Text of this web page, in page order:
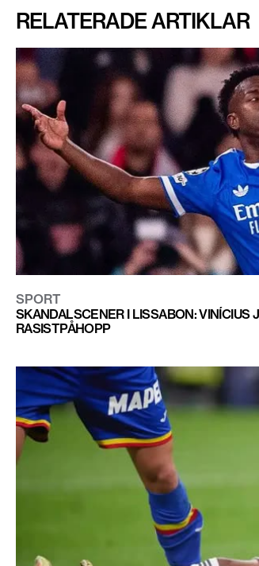
RELATERADE ARTIKLAR
SPORT
SKANDALSCENER I LISSABON: VINÍCIUS
RASISTPÅHOPP